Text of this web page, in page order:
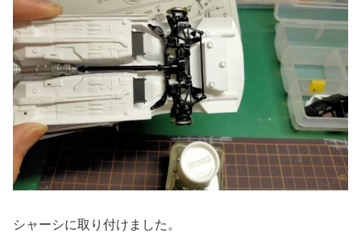
シャーシに取り付けました。